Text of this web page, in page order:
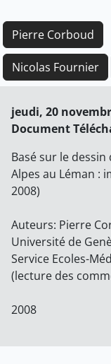
Pierre Corboud
Nicolas Fournier
jeudi, 20
Document
Basé sur le dessin
Alpes au Léman :
2008)
Auteurs: Pierre
Université de
Service Ecoles-
(lecture des
2008